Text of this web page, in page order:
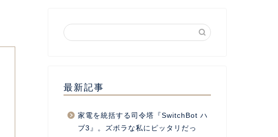
最新記事
家電を統括する司令塔『SwitchBot ハ
ブ3』。ズボラな私にピッタリだっ